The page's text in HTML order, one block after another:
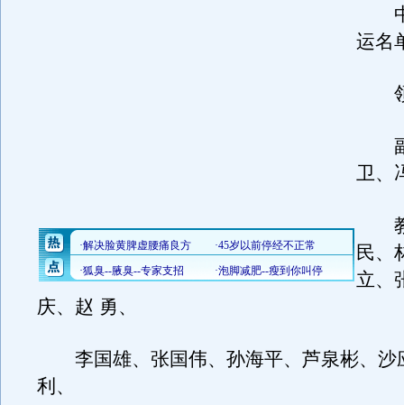
中
运名
领
副
卫、
教
民、
立、
庆、赵 勇、
李国雄、张国伟、孙海平、芦泉彬、沙
利、